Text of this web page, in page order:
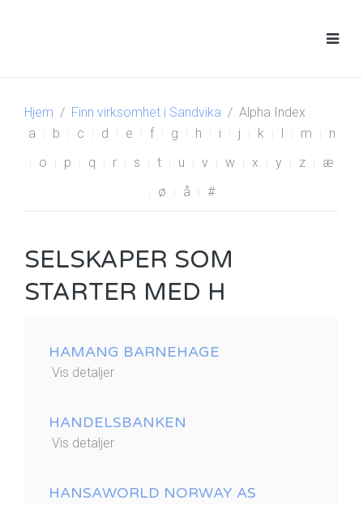
Hjem Finn virksomhet i Sandvika
Alpha Index
a
b c d e f g h i j k l m
n
o
p q r s t u v w x y z
æ
ø
å #
SELSKAPER SOM
STARTER MED H
HAMANG BARNEHAGE
Vis detaljer
HANDELSBANKEN
Vis detaljer
HANSAWORLD NORWAY AS